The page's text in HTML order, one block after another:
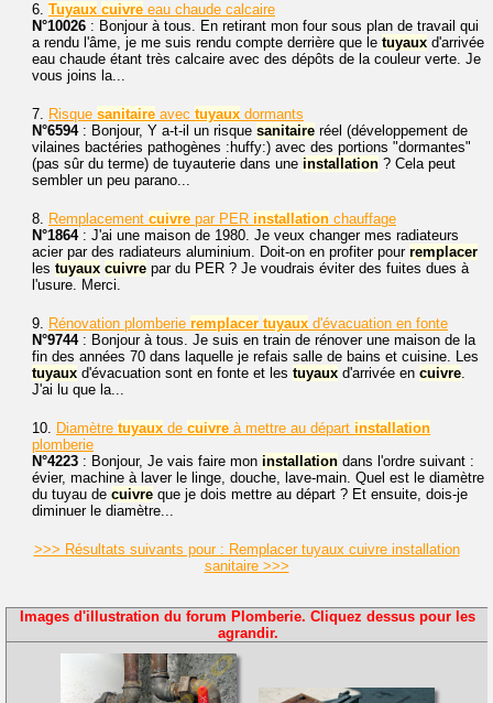
6. Tuyaux cuivre eau chaude calcaire
N°10026 : Bonjour à tous. En retirant mon four sous plan de travail qui
a rendu l'âme, je me suis rendu compte derrière que le tuyaux d'arrivée
eau chaude étant très calcaire avec des dépôts de la couleur verte. Je
vous joins la...
7. Risque sanitaire avec tuyaux dormants
N°6594: Bonjour, Y a-t-il un risque sanitaire réel (développement de
vilaines bactéries pathogènes :huffy:) avec des portions "dormantes"
(pas sûr du terme) de tuyauterie dans une installation ? Cela peut
sembler un peu parano...
8. Remplacement cuivre par PER installation chauffage
N°1864: J'ai une maison de 1980. Je veux changer mes radiateurs
acier par des radiateurs aluminium. Doit-on en profiter pour remplacer
les tuyaux cuivre par du PER ? Je voudrais éviter des fuites dues à
l'usure. Merci.
9. Rénovation plomberie remplacer tuyaux d'évacuation en fonte
N°9744: Bonjour à tous. Je suis en train de rénover une maison de la
fin des années 70 dans laquelle je refais salle de bains et cuisine. Les
tuyaux d'évacuation sont en fonte et les tuyaux d'arrivée en cuivre.
J'ai lu que la...
10. Diamètre tuyaux de cuivre à mettre au départ installation
plomberie
N°4223 : Bonjour, Je vais faire mon installation dans l'ordre suivant :
évier, machine à laver le linge, douche, lave-main. Quel est le diamètre
du tuyau de cuivre que je dois mettre au départ ? Et ensuite, dois-je
diminuer le diamètre...
>>> Résultats suivants pour : Remplacer tuyaux cuivre installation
sanitaire >>>
Images d'illustration du forum Plomberie. Cliquez dessus pour les
agrandir.